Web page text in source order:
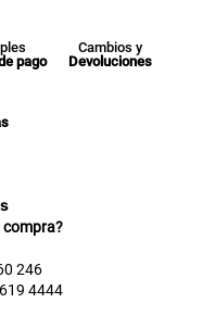
pago
Cambios y
Devoluciones
compra?
246
4444